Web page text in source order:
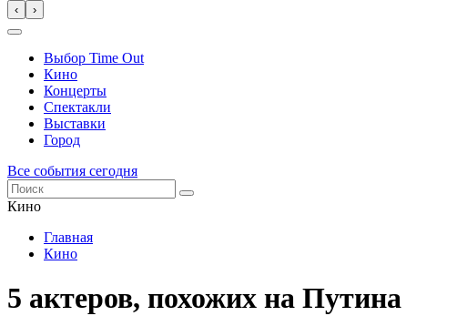
‹ ›
Выбор Time Out
Кино
Концерты
Спектакли
Выставки
Город
Все события сегодня
Кино
Главная
Кино
5 актеров, похожих на Путина